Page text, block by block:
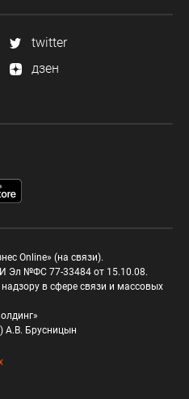
twitter
дзен
Online» (на связи).
Эл №ФС 77-33484 от 15.10.08.
в сфере связи и массовых
А.В. Брусницын